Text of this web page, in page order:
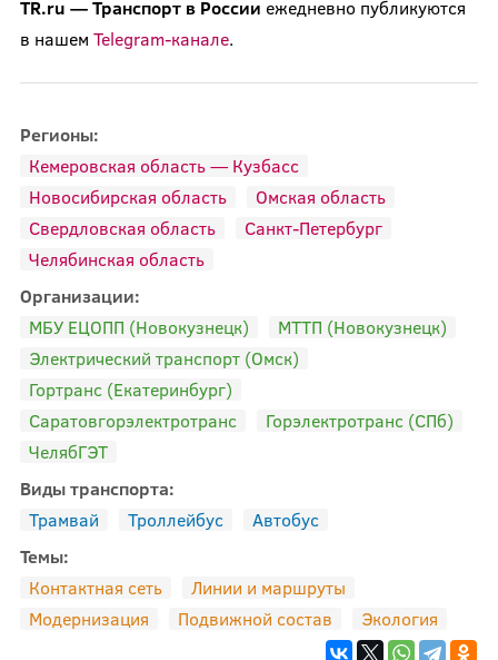
TR.ru — Транспорт в России ежедневно публикуются
в нашем Telegram-канале.
Регионы:
Кемеровская область — Кузбасс
Новосибирская область
Омская область
Свердловская область
Санкт-Петербург
Челябинская область
Организации:
МБУ ЕЦОПП (Новокузнецк)
МТТП (Новокузнецк)
Электрический транспорт (Омск)
Гортранс (Екатеринбург)
Саратовгорэлектротранс
Горэлектротранс (СПб)
ЧелябГЭТ
Виды транспорта:
Трамвай
Троллейбус
Автобус
Темы:
Контактная сеть
Линии и маршруты
Модернизация
Подвижной состав Экология